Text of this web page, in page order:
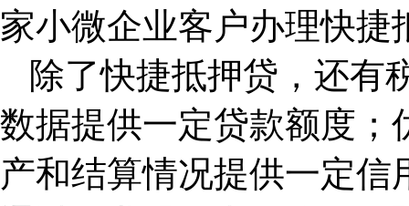
家小微企业客户办理快捷
除了快捷抵押贷，还
数据提供一定贷款额度
产和结算情况提供一定